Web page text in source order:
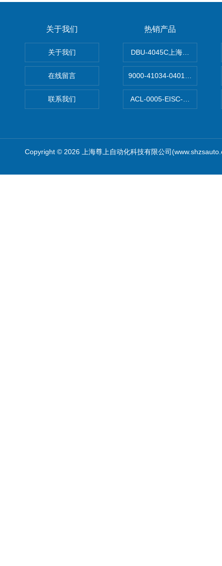
关于我们
关于我们
在线留言
联系我们
热销产品
DBU-4045C上海鹰峰制动单
9000-41034-0401000穆尔
ACL-0005-EISC-E2M8C上海
Copyright © 2026 上海尊上自动化科技有限公司